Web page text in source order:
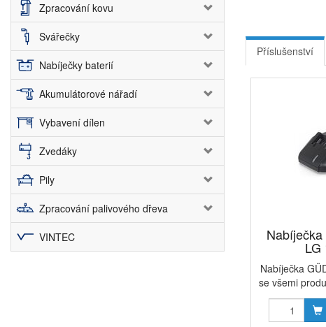
Zpracování kovu
Svářečky
Nabíječky baterií
Akumulátorové nářadí
Vybavení dílen
Zvedáky
Pily
Zpracování palivového dřeva
VINTEC
Příslušenství
LG
Nabíječka
se všemi